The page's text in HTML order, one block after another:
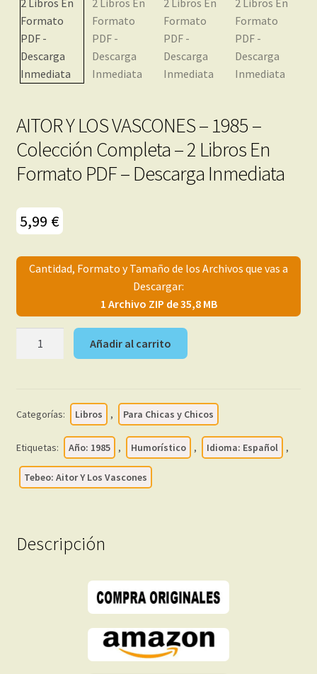
menú
hijo
AITOR Y LOS VASCONES – 1985 –
Colección Completa – 2 Libros En
Formato PDF – Descarga Inmediata
5,99 €
Cantidad, Formato y Tamaño de los Archivos que vas a
Descargar:
1 Archivo ZIP de 35,8 MB
1985
-
Completa
En
Añadir al carrito
Categorías: Libros , Para Chicas y Chicos
Etiquetas: Año: 1985 , Humorístico , Idioma: Español ,
Tebeo: Aitor Y Los Vascones
Descripción